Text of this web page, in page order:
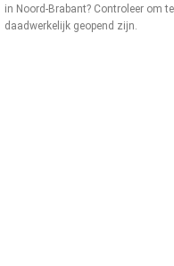
in Noord-Brabant? Controleer om
daadwerkelijk geopend zijn.